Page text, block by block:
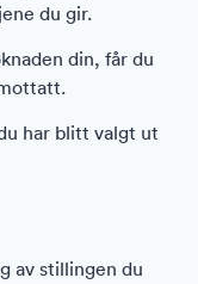
du gir.
din, får du
har blitt valgt ut
av stillingen du